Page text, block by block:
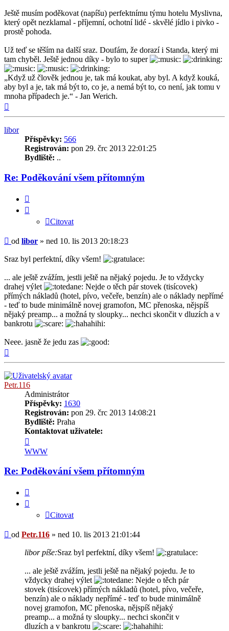
Ještě musím poděkovat (napíšu) perfektnímu týmu hotelu Myslivna,
který opět nezklamal - příjemní, ochotní lidé - skvělé jídlo i pivko -
prostě pohoda.
Už teď se těším na další sraz. Doufám, že dorazí i Standa, který mi
tam chyběl. Ještě jednou díky - bylo to super
„Když už člověk jednou je, tak má koukat, aby byl. A když kouká,
aby byl a je, tak má být to, co je, a nemá být to, co není, jak tomu v
mnoha případech je.“ - Jan Werich.
libor
Příspěvky: 566
Registrován: pon 29. črc 2013 22:01:25
Bydliště: ..
Re: Poděkování všem přítomným
Citovat
Příspěvek
od libor » ned 10. lis 2013 20:18:23
Sraz byl perfektní, díky všem!
... ale ještě zvážím, jestli ještě na nějaký pojedu. Je to vždycky
drahej výlet
Nejde o těch pár stovek (tisícovek)
přímých nákladů (hotel, pívo, večeře, benzín) ale o náklady nepřímé
- teď to bude minimálně novej gramofon, MC přenoska, nějspíš
nějaký preamp... a možná ty sloupky... nechci skončit v dluzích a v
bankrotu
Neee. jasně že jedu zas
Petr.116
Administrátor
Příspěvky: 1630
Registrován: pon 29. črc 2013 14:08:21
Bydliště: Praha
Kontaktovat uživatele:
uživatele
Petr.116
WWW
Re: Poděkování všem přítomným
Citovat
Příspěvek
od Petr.116 » ned 10. lis 2013 21:01:44
libor píše:Sraz byl perfektní, díky všem!
... ale ještě zvážím, jestli ještě na nějaký pojedu. Je to
vždycky drahej výlet
Nejde o těch pár
stovek (tisícovek) přímých nákladů (hotel, pívo, večeře,
benzín) ale o náklady nepřímé - teď to bude minimálně
novej gramofon, MC přenoska, nějspíš nějaký
preamp... a možná ty sloupky... nechci skončit v
dluzích a v bankrotu